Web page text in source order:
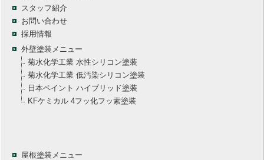
スタッフ紹介
お問い合わせ
採用情報
外壁塗装メニュー
菊水化学工業 水性シリコン塗装
菊水化学工業 低汚染シリコン塗装
日本ペイント ハイブリッド塗装
KFケミカル 4フッ化フッ素塗装
屋根塗装メニュー